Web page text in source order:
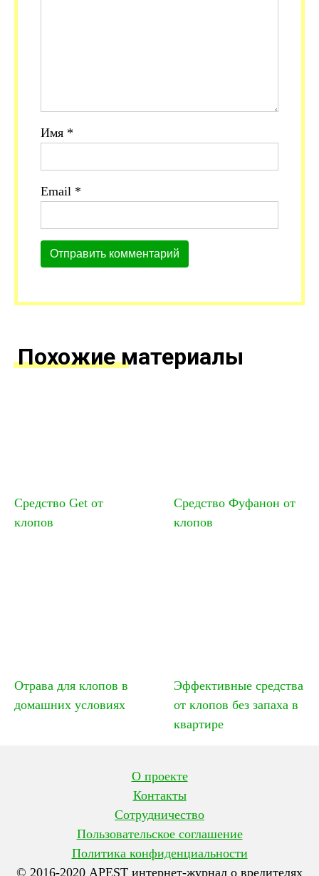
Имя *
Email *
Похожие материалы
Средство Get от
клопов
Средство Фуфанон от
клопов
Отрава для клопов в
домашних условиях
Эффективные средства
от клопов без запаха в
квартире
О проекте
Контакты
Сотрудничество
Пользовательское соглашение
Политика конфиденциальности
© 2016-2020 APEST интернет-журнал о вредителях